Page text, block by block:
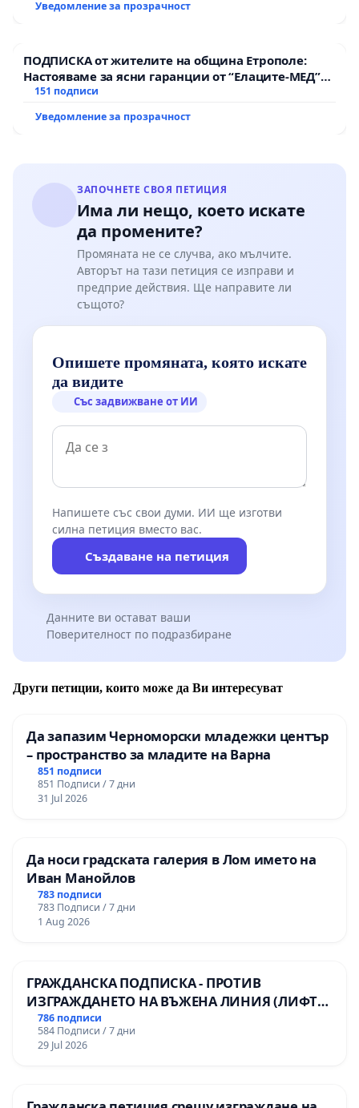
Уведомление за прозрачност
ПОДПИСКА от жителите на община Етрополе:
Настояваме за ясни гаранции от “Елаците-МЕД”
АД и от държавата, че ще се изпълнят всички
151 подписи
Уведомление за прозрачност
ЗАПОЧНЕТЕ СВОЯ ПЕТИЦИЯ
Има ли нещо, което искате
да промените?
Промяната не се случва, ако мълчите.
Авторът на тази петиция се изправи и
предприе действия. Ще направите ли
същото?
Опишете промяната, която искате
да видите
Със задвижване от ИИ
Напишете със свои думи. ИИ ще изготви
силна петиция вместо вас.
Създаване на петиция
Данните ви остават ваши
Поверителност по подразбиране
Други петиции, които може да Ви интересуват
Да запазим Черноморски младежки център
– пространство за младите на Варна
851 подписи
851 Подписи / 7 дни
31 Jul 2026
Да носи градската галерия в Лом името на
Иван Манойлов
783 подписи
783 Подписи / 7 дни
1 Aug 2026
ГРАЖДАНСКА ПОДПИСКА - ПРОТИВ
ИЗГРАЖДАНЕТО НА ВЪЖЕНА ЛИНИЯ (ЛИФТ)
НА ТЕРИТОРИЯТА НА ПРИРОДНА
ЗАБЕЛЕЖИТЕЛНОСТ „ХЪЛМ НА
ОСВОБОДИТЕЛИТЕ“ (БУНАРДЖИК)
786 подписи
584 Подписи / 7 дни
29 Jul 2026